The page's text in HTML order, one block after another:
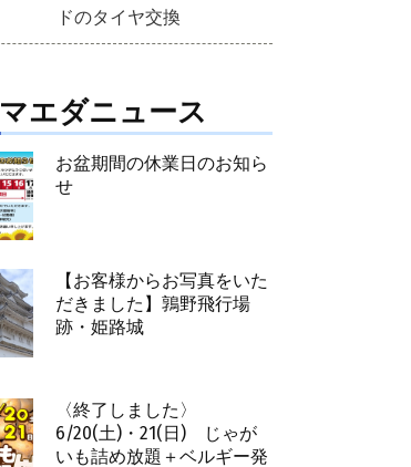
ドのタイヤ交換
マエダニュース
お盆期間の休業日のお知ら
せ
【お客様からお写真をいた
だきました】鶉野飛行場
跡・姫路城
〈終了しました〉
6/20(土)・21(日) じゃが
いも詰め放題＋ベルギー発